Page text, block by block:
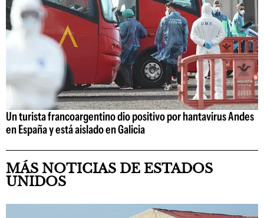
Un turista francoargentino dio positivo por hantavirus Andes
en España y está aislado en Galicia
MÁS NOTICIAS DE ESTADOS
UNIDOS